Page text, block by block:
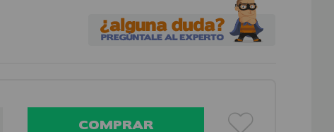
COMPRAR